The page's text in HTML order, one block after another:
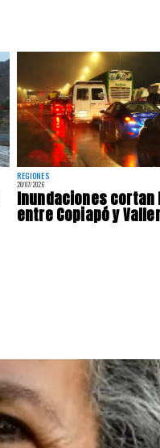
REGIONES
20/07/2026
Inundaciones cortan
entre Copiapó y